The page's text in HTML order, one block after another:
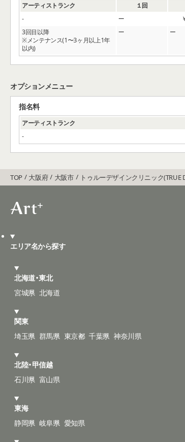
アーティストランク １回
‐
3回目以降
※メンテナンス(1〜3ヶ月以上1年
以内)
オプションメニュー
指名料
アーティストランク
‐
TOP 大阪府 大阪市 トゥルーデザインクリニック(TRUE
エリア名から探す
北海道・東北
宮城県 北海道
関東
埼玉県 群馬県 東京都 千葉県 神奈川県
北陸・甲信越
石川県 富山県
東海
静岡県 岐阜県 愛知県